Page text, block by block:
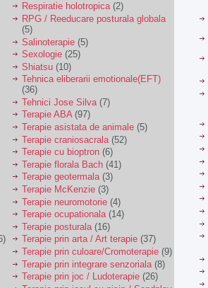
Respiratie holotropica(2)
RPG / Reeducare posturala globala
(5)
Salinoterapie (5)
Sexologie (25)
Shiatsu (10)
Tehnica eliberarii emotionale(EFT)
(36)
Tehnici Jose Silva (7)
Terapie ABA(97)
Terapie asistata de animale (5)
Terapie craniosacrala (52)
Terapie cu bioptron (6)
Terapie florala Bach (41)
Terapie geotermala(3)
Terapie McKenzie (3)
Terapie neuromotorie (4)
Terapie ocupationala(14)
Terapie posturala (16)
Terapie prin arta / Art terapie (37)
Terapie prin culoare/Cromoterapie (9)
Terapie prin integrare senzoriala (8)
Terapie prin joc / Ludoterapie (26)